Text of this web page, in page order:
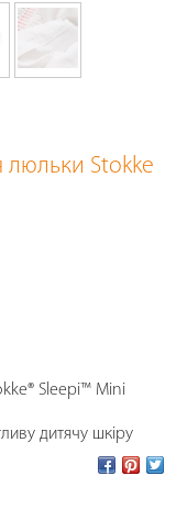
люльки Stokke
Sleepi™ Mini
дитячу шкіру